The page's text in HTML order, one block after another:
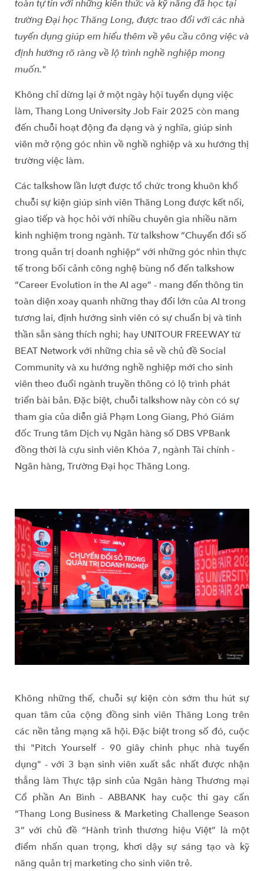
toàn tự tin với những kiến thức và kỹ năng đã học tại
trường Đại học Thăng Long, được trao đổi với các nhà
tuyển dụng giúp em hiểu thêm về yêu cầu công việc và
định hướng rõ ràng về lộ trình nghề nghiệp mong
muốn."
Không chỉ dừng lại ở một ngày hội tuyển dụng việc
làm, Thang Long University Job Fair 2025 còn mang
đến chuỗi hoạt động đa dạng và ý nghĩa, giúp sinh
viên mở rộng góc nhìn về nghề nghiệp và xu hướng thị
trường việc làm.
Các talkshow lần lượt được tổ chức trong khuôn khổ
chuỗi sự kiện giúp sinh viên Thăng Long được kết nối,
giao tiếp và học hỏi với nhiều chuyên gia nhiều năm
kinh nghiệm trong ngành. Từ talkshow “Chuyển đổi số
trong quản trị doanh nghiệp” với những góc nhìn thực
tế trong bối cảnh công nghệ bùng nổ đến talkshow
“Career Evolution in the AI age” - mang đến thông tin
toàn diện xoay quanh những thay đổi lớn của AI trong
tương lai, định hướng sinh viên có sự chuẩn bị và tinh
thần sẵn sàng thích nghi; hay UNITOUR FREEWAY từ
BEAT Network với những chia sẻ về chủ đề Social
Community và xu hướng nghề nghiệp mới cho sinh
viên theo đuổi ngành truyền thông có lộ trình phát
triển bài bản. Đặc biệt, chuỗi talkshow này còn có sự
tham gia của diễn giả Phạm Long Giang, Phó Giám
đốc Trung tâm Dịch vụ Ngân hàng số DBS VPBank
đồng thời là cựu sinh viên Khóa 7, ngành Tài chính -
Ngân hàng, Trường Đại học Thăng Long.
Không những thế, chuỗi sự kiện còn sớm thu hút sự
quan tâm của cộng đồng sinh viên Thăng Long trên
các nền tảng mạng xã hội. Đặc biệt trong số đó, cuộc
thi "Pitch Yourself - 90 giây chinh phục nhà tuyển
dụng" - với 3 bạn sinh viên xuất sắc nhất được nhận
thẳng làm Thực tập sinh của Ngân hàng Thương mại
Cổ phần An Bình - ABBANK hay cuộc thi gay cấn
“Thang Long Business & Marketing Challenge Season
3” với chủ đề “Hành trình thương hiệu Việt” là một
điểm nhấn quan trọng, khơi dậy sự sáng tạo và kỹ
năng quản trị marketing cho sinh viên trẻ.